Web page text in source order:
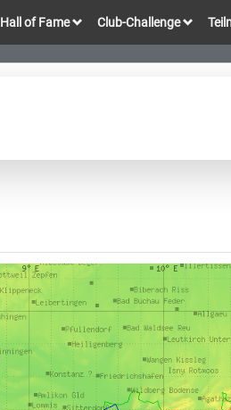
Hall of Fame Club-Challenge